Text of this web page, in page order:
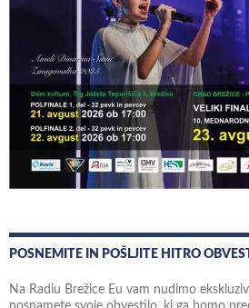
POSNEMITE IN POŠLJITE HITRO
Na Radiu Brežice Eu vam nudimo